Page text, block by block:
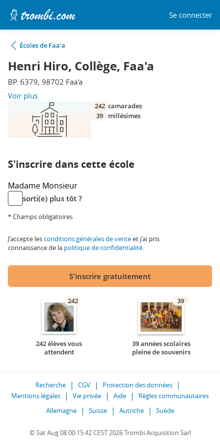
Se connecter
Écoles de Faa'a
Henri Hiro, Collège, Faa'a
BP. 6379, 98702 Faa'a
Voir plus
242 camarades
39
millésimes
S'inscrire dans cette école
Madame Monsieur
sorti(e) plus tôt ?
* Champs obligatoires
J'accepte lesconditions générales de venteet j'ai pris
connaissance de la politique de confidentialité.
S'inscrire gratuitement
242
242 élèves vous
attendent
39
39 années scolaires
pleine de souvenirs
Recherche CGV
Protection des données
Mentions légales
Vie privée Aide
Règles communautaires
Allemagne
Suisse Autriche Suède
© Sat Aug 08 00:15:42 CEST 2026 Trombi Acquisition Sarl